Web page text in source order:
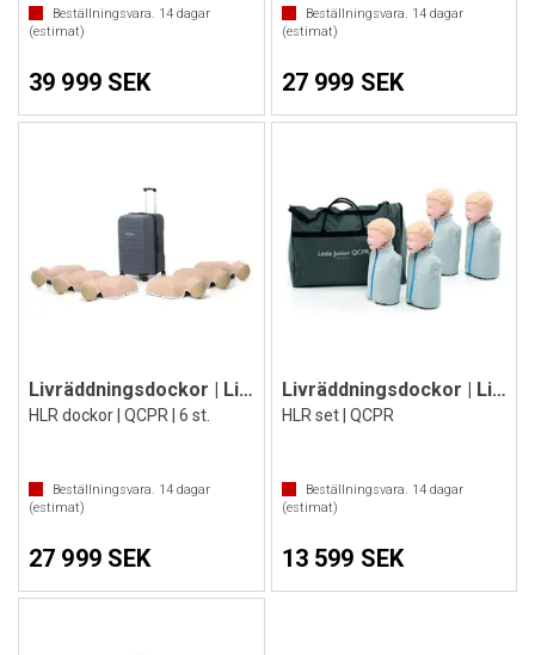
Beställningsvara. 14 dagar
(estimat)
39 999 SEK
Beställningsvara. 14dagar
(estimat)
27 999 SEK
Livräddningsdockor | Lilla Anna Light
HLR dockor | QCPR | 6 st.
Beställningsvara. 14 dagar
(estimat)
27 999 SEK
Livräddningsdockor | Little Junior 4st.
HLR set | QCPR
Beställningsvara. 14dagar
(estimat)
13 599 SEK